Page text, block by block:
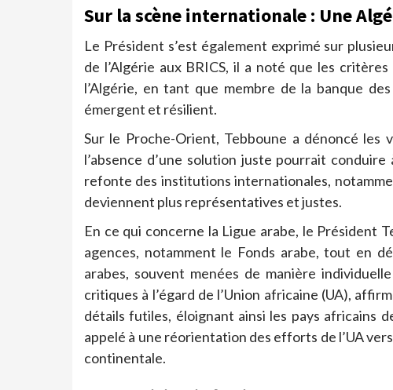
Sur la scène internationale : Une
Le Président s’est également exprimé sur
de l’Algérie aux BRICS, il a noté que les
l’Algérie, en tant que membre de la banque
émergent et résilient.
Sur le Proche-Orient, Tebboune a dénoncé
l’absence d’une solution juste pourrait
refonte des institutions internationales,
deviennent plus représentatives et justes.
En ce qui concerne la Ligue arabe, le Président
agences, notamment le Fonds arabe, tout en
arabes, souvent menées de manière
critiques à l’égard de l’Union africaine (UA),
détails futiles, éloignant ainsi les pays africains
appelé à une réorientation des efforts de l’UA
continentale.